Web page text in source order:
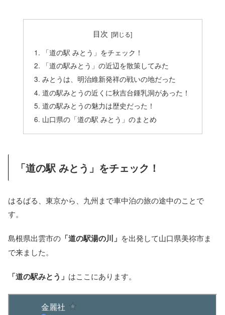
目次
「道の駅 みとう」をチェック！
「道の駅みとう」の近辺を散策してみた
みとうは、明治維新発祥の戦いの地だった
道の駅みとうの近くに秋吉台鍾乳洞があった！
道の駅みとうの魅力は歴史だった！
山口県の「道の駅 みとう」のまとめ
「道の駅 みとう」をチェック！
はるばる、東京から、九州まで車中泊の旅の途中のことで
す。
島根県出雲市の 「道の駅湯の川」 を出発して山口県美祢市ま
で来ました。
「道の駅みとう」 はここにあります。